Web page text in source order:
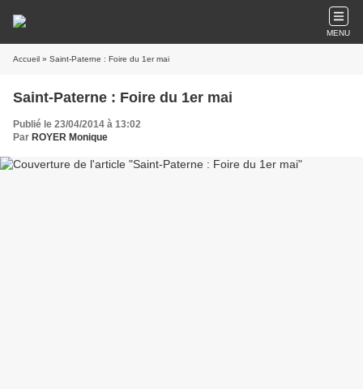
MENU
Accueil » Saint-Paterne : Foire du 1er mai
Saint-Paterne : Foire du 1er mai
Publié le 23/04/2014 à 13:02
Par ROYER Monique